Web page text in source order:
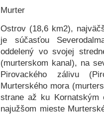
Murter
Ostrov (18,6 km2),
je súčasťou
oddelený vo svojej
(murterskom kanal), na
Pirovackého zálivu
Murterského mora
strane až ku
najužšom mieste